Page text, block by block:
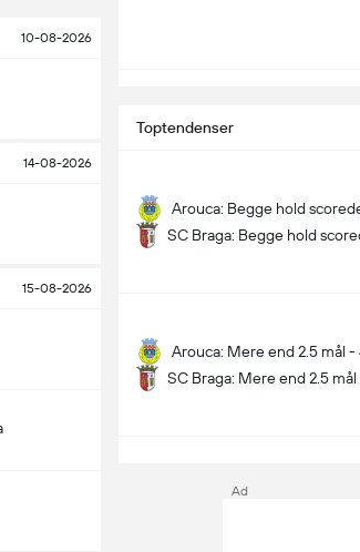
10-08-2026
14-08-2026
15-08-2026
Toptendenser
Arouca: Begge hold
SC Braga: Begge hold
Arouca: Mere end 2.5 mål
SC Braga: Mere end 2.5
Ad